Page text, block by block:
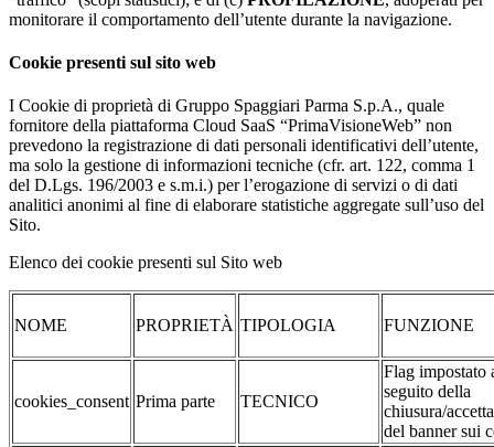
monitorare il comportamento dell’utente durante la navigazione.
Cookie presenti sul sito web
I Cookie di proprietà di Gruppo Spaggiari Parma S.p.A., quale
fornitore della piattaforma Cloud SaaS “PrimaVisioneWeb” non
prevedono la registrazione di dati personali identificativi dell’utente,
ma solo la gestione di informazioni tecniche (cfr. art. 122, comma 1
del D.Lgs. 196/2003 e s.m.i.) per l’erogazione di servizi o di dati
analitici anonimi al fine di elaborare statistiche aggregate sull’uso del
Sito.
Elenco dei cookie presenti sul Sito web
NOME PROPRIETÀ TIPOLOGIA FUNZIONE
cookies_consent Prima parte TECNICO
Flag impostato
seguito della
chiusura/
del banner sui